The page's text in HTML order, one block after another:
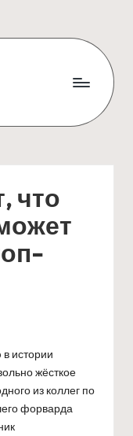
что
в истории
жёсткое
из коллег по
форварда